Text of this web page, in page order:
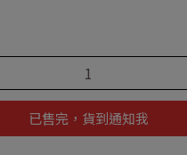
已售完，貨到通知我